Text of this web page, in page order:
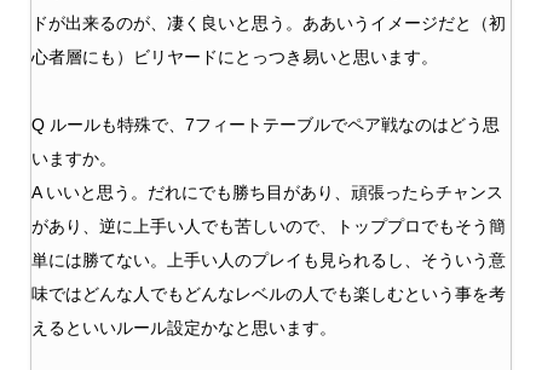
ドが出来るのが、凄く良いと思う。ああいうイメージだと（初
心者層にも）ビリヤードにとっつき易いと思います。
Q ルールも特殊で、7フィートテーブルでペア戦なのはどう思
いますか。
A いいと思う。だれにでも勝ち目があり、頑張ったらチャンス
があり、逆に上手い人でも苦しいので、トッププロでもそう簡
単には勝てない。上手い人のプレイも見られるし、そういう意
味ではどんな人でもどんなレベルの人でも楽しむという事を考
えるといいルール設定かなと思います。